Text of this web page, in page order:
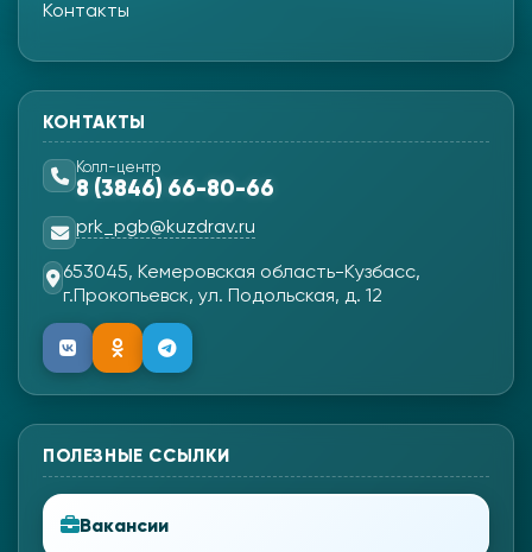
Контакты
КОНТАКТЫ
Колл-центр
8 (3846) 66-80-66
prk_pgb@kuzdrav.ru
653045, Кемеровская область-Кузбасс,
г.Прокопьевск, ул. Подольская, д. 12
ПОЛЕЗНЫЕ ССЫЛКИ
Вакансии